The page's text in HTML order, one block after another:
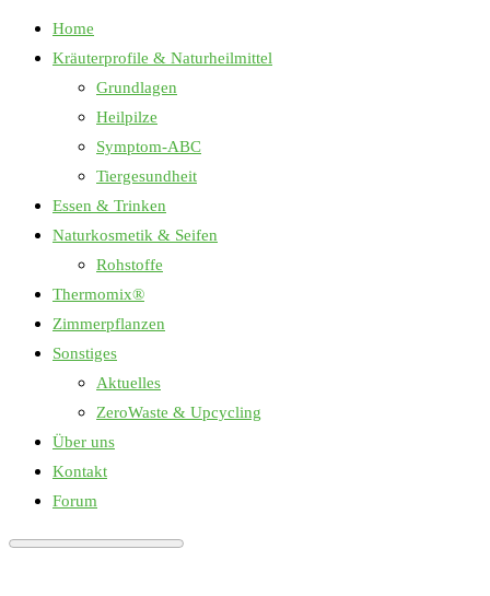
Home
Kräuterprofile & Naturheilmittel
Grundlagen
Heilpilze
Symptom-ABC
Tiergesundheit
Essen & Trinken
Naturkosmetik & Seifen
Rohstoffe
Thermomix®
Zimmerpflanzen
Sonstiges
Aktuelles
ZeroWaste & Upcycling
Über uns
Kontakt
Forum